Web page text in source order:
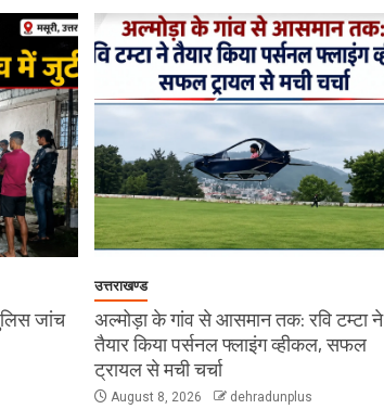
जांच
उत्तराखण्ड
अल्मोड़ा के गांव से आसमान तक: रवि टम्टा ने
तैयार किया पर्सनल फ्लाइंग व्हीकल, सफल
ट्रायल से मची चर्चा
August 8, 2026 dehradunplus